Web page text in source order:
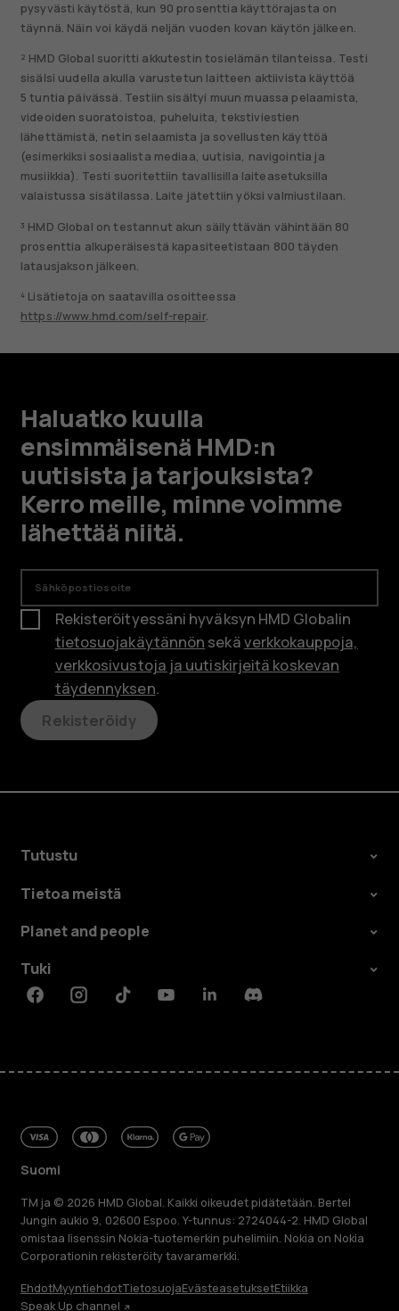
pysyvästi käytöstä, kun 90 prosenttia käyttörajasta on
täynnä. Näin voi käydä neljän vuoden kovan käytön jälkeen.
² HMD Global suoritti akkutestin tosielämän tilanteissa. Testi
sisälsi uudella akulla varustetun laitteen aktiivista käyttöä
5 tuntia päivässä. Testiin sisältyi muun muassa pelaamista,
videoiden suoratoistoa, puheluita, tekstiviestien
lähettämistä, netin selaamista ja sovellusten käyttöä
(esimerkiksi sosiaalista mediaa, uutisia, navigointia ja
musiikkia). Testi suoritettiin tavallisilla laiteasetuksilla
valaistussa sisätilassa. Laite jätettiin yöksi valmiustilaan.
³ HMD Global on testannut akun säilyttävän vähintään 80
prosenttia alkuperäisestä kapasiteetistaan 800 täyden
latausjakson jälkeen.
⁴ Lisätietoja on saatavilla osoitteessa
https://www.hmd.com/self-repair.
Haluatko kuulla
ensimmäisenä HMD:n
uutisista ja tarjouksista?
Kerro meille, minne voimme
lähettää niitä.
Sähköpostiosoite
Rekisteröityessäni hyväksyn HMD Globalin
tietosuojakäytännön sekäverkkokauppoja,
verkkosivustoja ja uutiskirjeitä koskevan
täydennyksen.
Rekisteröidy
Tutustu
Tietoa meistä
Planet and people
Tuki
FacebookInstagramTiktokYoutubeLinkedinDiscord
Suomi
TM ja © 2026 HMD Global. Kaikki oikeudet pidätetään. Bertel
Jungin aukio 9, 02600 Espoo. Y-tunnus: 2724044-2. HMD Global
omistaa lisenssin Nokia-tuotemerkin puhelimiin. Nokia on Nokia
Corporationin rekisteröity tavaramerkki.
EhdotMyyntiehdotTietosuojaEvästeasetuksetEtiikka
Speak Up channel